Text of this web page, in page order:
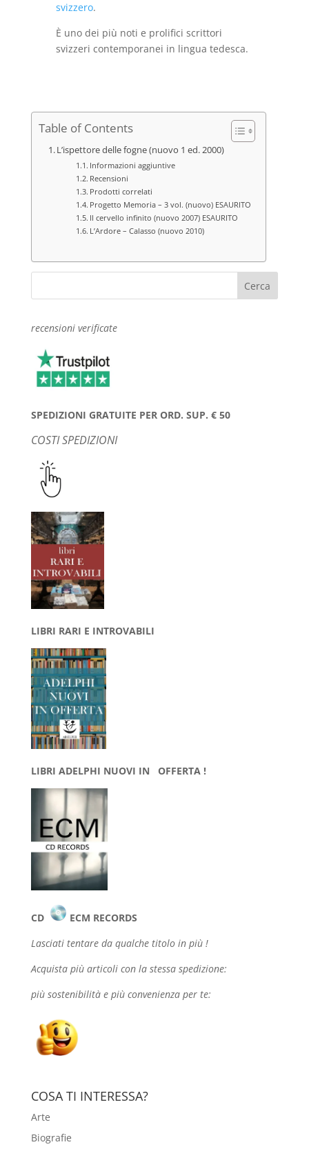
svizzero.
È uno dei più noti e prolifici scrittori
svizzeri contemporanei in lingua tedesca.
Table of Contents
L’ispettore delle fogne (nuovo 1 ed. 2000)
Informazioni aggiuntive
Recensioni
Prodotti correlati
Progetto Memoria – 3 vol. (nuovo) ESAURITO
Il cervello infinito (nuovo 2007) ESAURITO
L’Ardore – Calasso (nuovo 2010)
recensioni verificate
SPEDIZIONI GRATUITE PER ORD. SUP. € 50
COSTI SPEDIZIONI
LIBRI RARI E INTROVABILI
LIBRI ADELPHI NUOVI IN OFFERTA !
CD
ECM RECORDS
Lasciati tentare da qualche titolo in più !
Acquista più articoli con la stessa spedizione:
più sostenibilità e più convenienza per te:
COSA TI INTERESSA?
Arte
Biografie